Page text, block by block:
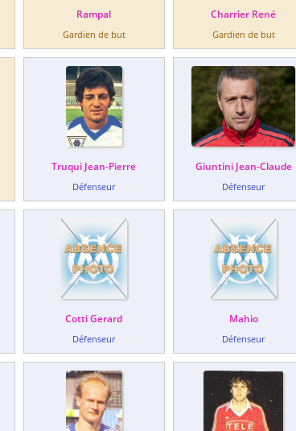
Rampal
Gardien de but
Charrier René
Gardien de but
Truqui Jean-Pierre
Défenseur
Giuntini Jean-Claude
Défenseur
Cotti Gerard
Défenseur
Mahio
Défenseur